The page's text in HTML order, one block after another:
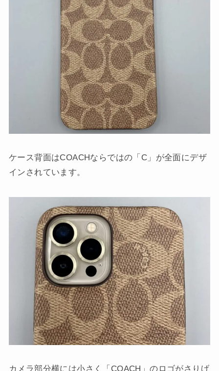
ケース背面はCOACHならではの「C」が全面にデザ
インされています。
カメラ部分横には小さく「COACH」のロゴがさりげ